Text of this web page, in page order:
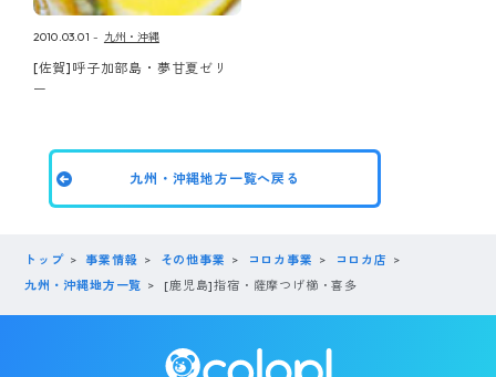
2010.03.01 九州・沖縄
[佐賀]呼子加部島・夢甘夏ゼリ
ー
九州・沖縄地方一覧へ戻る
トップ 事業情報 その他事業 コロカ事業
コロカ店
九州・沖縄地方一覧
[鹿児島]指宿・薩摩つげ櫛・喜多